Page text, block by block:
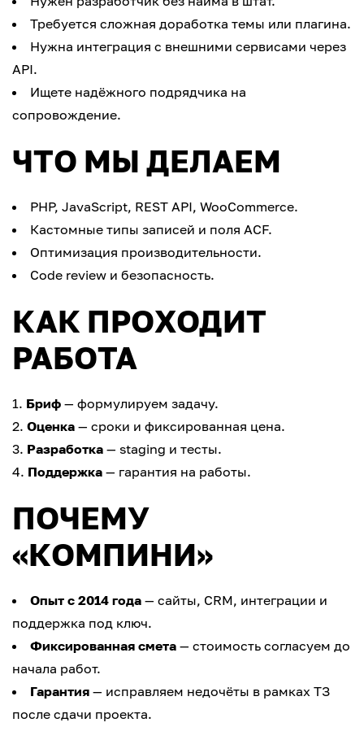
Требуется сложная доработка темы или плагина.
Нужна интеграция с внешними сервисами через
API.
Ищете надёжного подрядчика на
сопровождение.
ЧТО МЫ ДЕЛАЕМ
PHP, JavaScript, REST API, WooCommerce.
Кастомные типы записей и поля ACF.
Оптимизация производительности.
Code review и безопасность.
КАК ПРОХОДИТ
РАБОТА
Бриф — формулируем задачу.
Оценка — сроки и фиксированная цена.
Разработка — staging и тесты.
Поддержка — гарантия на работы.
ПОЧЕМУ
«КОМПИНИ»
Опыт с 2014 года — сайты, CRM, интеграции и
поддержка под ключ.
Фиксированная смета — стоимость согласуем до
начала работ.
Гарантия — исправляем недочёты в рамках ТЗ
после сдачи проекта.